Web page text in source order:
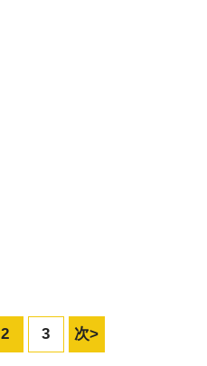
2 3 次>